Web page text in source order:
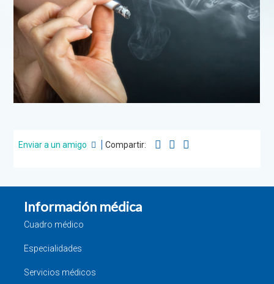
Enviar a un amigo Compartir:
Información médica
Cuadro médico
Especialidades
Servicios médicos